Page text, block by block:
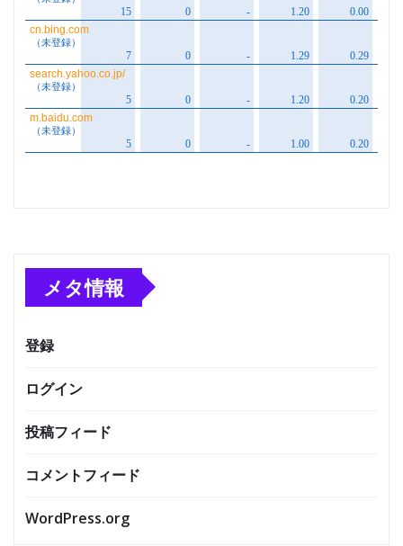
メタ情報
登録
ログイン
投稿フィード
コメントフィード
WordPress.org